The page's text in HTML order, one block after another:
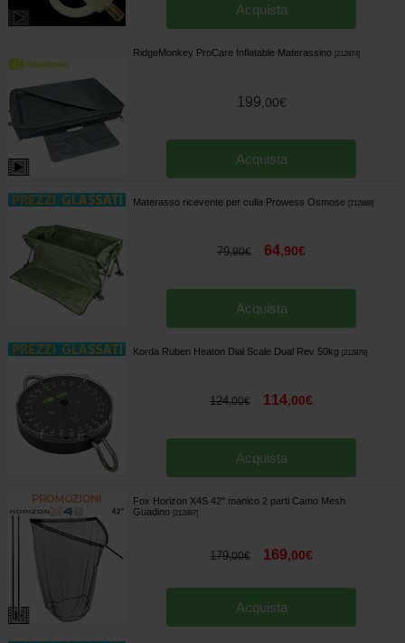
Acquista
RidgeMonkey ProCare Inflatable Materassino 212874]
199 00€
Acquista
Materasso ricevente per culla Prowess Osmose 212888]
79,90€ 64,90€
Acquista
Korda Ruben Heaton Dial Scale Dual Rev 50kg 212879]
124,00€ 114,00€
Acquista
Fox Horizon X4S 42" manico 2 parti Camo Mesh
Guadino
212867]
179,00€ 169,00€
Acquista